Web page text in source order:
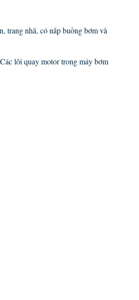
trang nhã, có nắp buồng bơm và
lõi quay motor trong máy bơm